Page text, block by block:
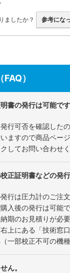
ましたか？ 参考にな
）
書の発行は可能で
行可否を確認した
ますので商品ペー
してお問い合わせく
正証明書などの発
行は圧力計のご注
入後の発行は可能
期のお見積りが必
上にある「技術窓
一部校正不可の機種
ん。